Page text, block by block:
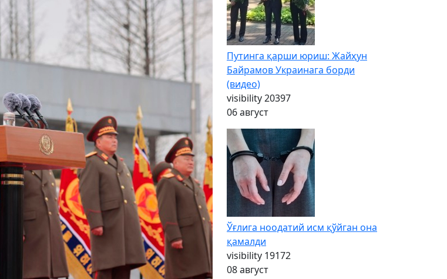
Путинга қарши юриш: Жайҳун
Байрамов Украинага борди
(видео)
visibility20397
06 август
Ўғлига ноодатий исм қўйган она
қамалди
visibility 19172
08 август